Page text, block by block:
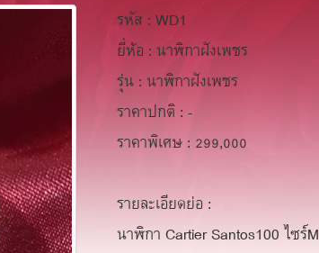
รหัส : WD1
ยี่ห้อ : นาฬิกาฝังเพชร
รุ่น : นาฬิกาฝังเพชร
ราคาปกติ : -
ราคาพิเศษ : 299,000
รายละเอียดย่อ :
นาฬิกา Cartier Santos100 ไซร์M